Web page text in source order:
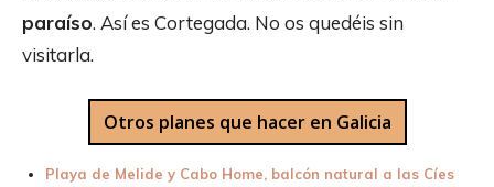
paraíso. Así es Cortegada. No os quedéis sin
visitarla.
Otros planes que hacer en Galicia
Playa de Melide y Cabo Home, balcón natural a las Cíes